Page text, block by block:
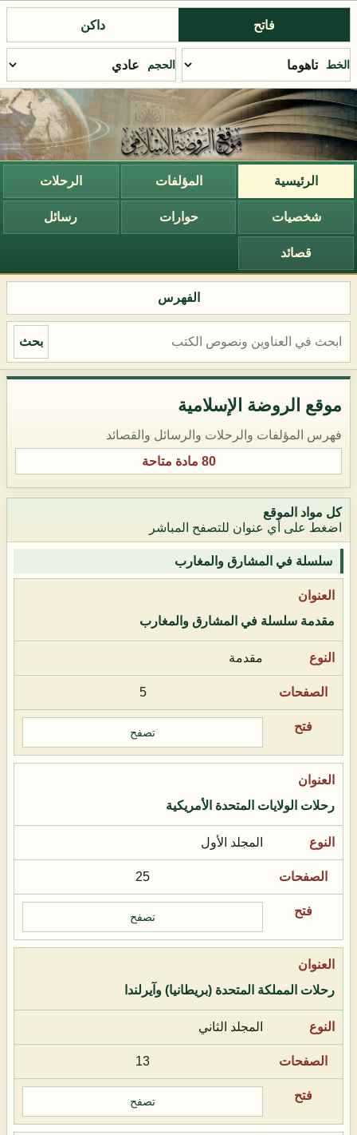
فاتح داكن
الخط الحجم
الرئيسية المؤلفات الرحلات
شخصيات حوارات رسائل
قصائد
الفهرس
بحث
موقع الروضة الإسلامية
فهرس المؤلفات والرحلات والرسائل والقصائد
80 مادة متاحة
كل مواد الموقع
اضغط على أي عنوان للتصفح المباشر
سلسلة في المشارق والمغارب
مقدمة سلسلة في المشارق والمغارب
مقدمة
5
تصفح
رحلات الولايات المتحدة الأمريكية
المجلد الأول
25
تصفح
رحلات المملكة المتحدة (بريطانيا) وآيرلندا
المجلد الثاني
13
تصفح